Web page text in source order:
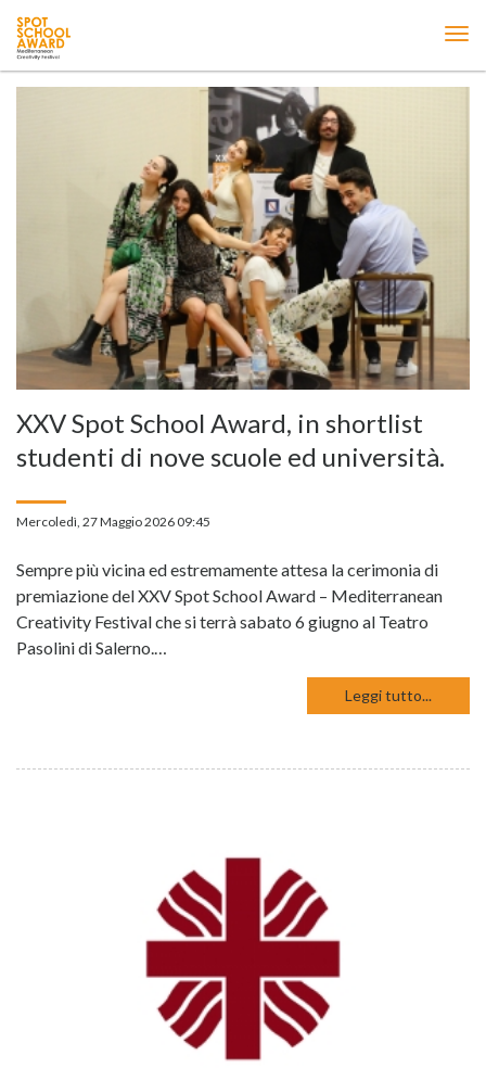
XXV Spot School Award, in shortlist
studenti di nove scuole ed università.
Mercoledì, 27 Maggio 2026 09:45
Sempre più vicina ed estremamente attesa la cerimonia di
premiazione del XXV Spot School Award – Mediterranean
Creativity Festival che si terrà sabato 6 giugno al Teatro
Pasolini di Salerno.…
Leggi tutto...